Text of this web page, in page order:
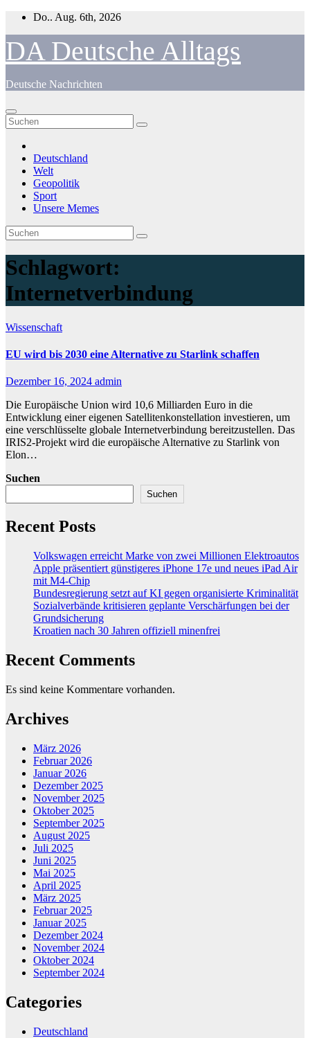
Zum
springen
Do.. Aug. 6th, 2026
DA Deutsche Alltags
Deutsche Nachrichten
Deutschland
Welt
Geopolitik
Sport
Unsere Memes
Schlagwort:
Internetverbindung
Wissenschaft
EU wird bis 2030 eine Alternative zu Starlink schaffen
Dezember 16, 2024 admin
Die Europäische Union wird 10,6 Milliarden Euro in die
Entwicklung einer eigenen Satellitenkonstellation investieren, um
eine verschlüsselte globale Internetverbindung bereitzustellen. Das
IRIS2-Projekt wird die europäische Alternative zu Starlink von
Elon…
Suchen
Suchen
Recent Posts
Volkswagen erreicht Marke von zwei Millionen Elektroautos
Apple präsentiert günstigeres iPhone 17e und neues iPad Air
mit M4-Chip
Bundesregierung setzt auf KI gegen organisierte Kriminalität
Sozialverbände kritisieren geplante Verschärfungen bei der
Grundsicherung
Kroatien nach 30 Jahren offiziell minenfrei
Recent Comments
Es sind keine Kommentare vorhanden.
Archives
März 2026
Februar 2026
Januar 2026
Dezember 2025
November 2025
Oktober 2025
September 2025
August 2025
Juli 2025
Juni 2025
Mai 2025
April 2025
März 2025
Februar 2025
Januar 2025
Dezember 2024
November 2024
Oktober 2024
September 2024
Categories
Deutschland